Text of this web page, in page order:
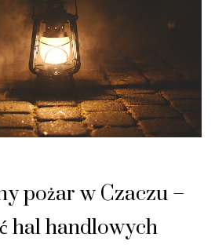
pożar w Czaczu –
hal handlowych